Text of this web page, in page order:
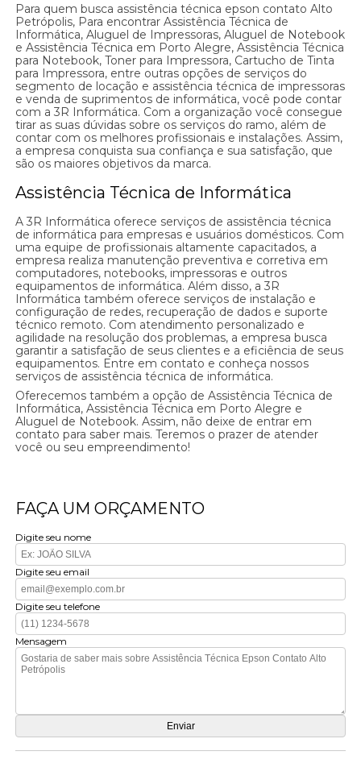
Para quem busca assistência técnica epson contato Alto
Petrópolis, Para encontrar Assistência Técnica de
Informática, Aluguel de Impressoras, Aluguel de Notebook
e Assistência Técnica em Porto Alegre, Assistência Técnica
para Notebook, Toner para Impressora, Cartucho de Tinta
para Impressora, entre outras opções de serviços do
segmento de locação e assistência técnica de impressoras
e venda de suprimentos de informática, você pode contar
com a 3R Informática. Com a organização você consegue
tirar as suas dúvidas sobre os serviços do ramo, além de
contar com os melhores profissionais e instalações. Assim,
a empresa conquista sua confiança e sua satisfação, que
são os maiores objetivos da marca.
Assistência Técnica de Informática
A 3R Informática oferece serviços de assistência técnica
de informática para empresas e usuários domésticos. Com
uma equipe de profissionais altamente capacitados, a
empresa realiza manutenção preventiva e corretiva em
computadores, notebooks, impressoras e outros
equipamentos de informática. Além disso, a 3R
Informática também oferece serviços de instalação e
configuração de redes, recuperação de dados e suporte
técnico remoto. Com atendimento personalizado e
agilidade na resolução dos problemas, a empresa busca
garantir a satisfação de seus clientes e a eficiência de seus
equipamentos. Entre em contato e conheça nossos
serviços de assistência técnica de informática.
Oferecemos também a opção de Assistência Técnica de
Informática, Assistência Técnica em Porto Alegre e
Aluguel de Notebook. Assim, não deixe de entrar em
contato para saber mais. Teremos o prazer de atender
você ou seu empreendimento!
FAÇA UM ORÇAMENTO
Digite seu nome
Digite seu email
Digite seu telefone
Mensagem